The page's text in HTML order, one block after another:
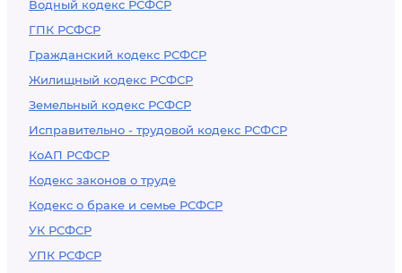
Водный кодекс РСФСР
ГПК РСФСР
Гражданский кодекс РСФСР
Жилищный кодекс РСФСР
Земельный кодекс РСФСР
Исправительно - трудовой кодекс РСФСР
КоАП РСФСР
Кодекс законов о труде
Кодекс о браке и семье РСФСР
УК РСФСР
УПК РСФСР